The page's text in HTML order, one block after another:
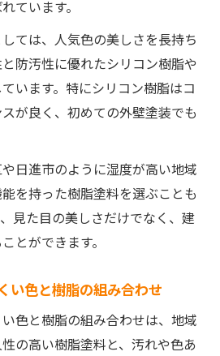
ています。
ては、人気色の美しさを長持ち
防汚性に優れたシリコン樹脂や
います。特にシリコン樹脂はコ
が良く、初めての外壁塗装でも
日進市のように湿度が高い地域
を持った樹脂塗料を選ぶことも
見た目の美しさだけでなく、建
とができます。
い色と樹脂の組み合わせ
色と樹脂の組み合わせは、地域
の高い樹脂塗料と、汚れや色あ